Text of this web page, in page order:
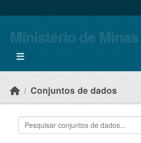
Ministério de
Conjuntos de dados